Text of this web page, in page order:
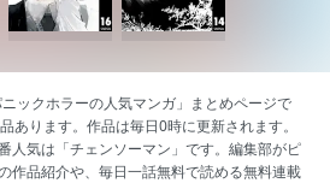
ックホラーの人気マンガ」まとめページで
あります。作品は毎日0時に更新されます。
人気は「チェンソーマン」です。編集部がピ
作品紹介や、毎日一話無料で読める無料連載